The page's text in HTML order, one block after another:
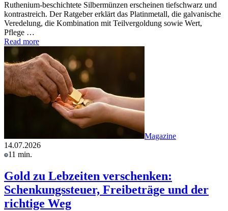
Ruthenium-beschichtete Silbermünzen erscheinen tiefschwarz und
kontrastreich. Der Ratgeber erklärt das Platinmetall, die galvanische
Veredelung, die Kombination mit Teilvergoldung sowie Wert,
Pflege …
Read more
Magazine
14.07.2026
11 min.
Gold zu Lebzeiten verschenken:
Schenkungssteuer, Freibeträge und der
richtige Weg